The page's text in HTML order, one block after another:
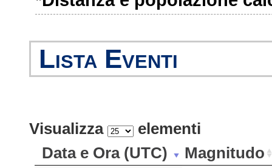
0.02
BDT
Lista Eventi
Visualizza
elementi
Data e Ora (UTC)
Magnitudo